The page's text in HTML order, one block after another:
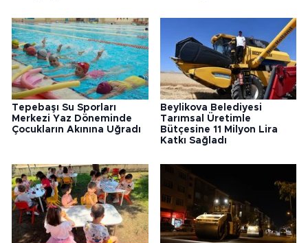
Tepebaşı Su Sporları
Merkezi Yaz Döneminde
Çocukların Akınına Uğradı
Beylikova Belediyesi
Tarımsal Üretimle
Bütçesine 11 Milyon Lira
Katkı Sağladı